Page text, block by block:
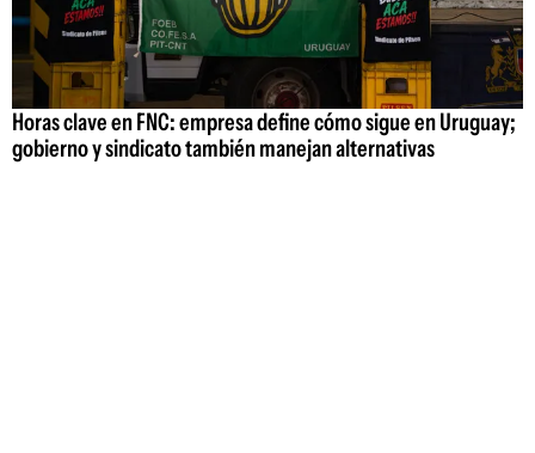
Horas clave en FNC: empresa define cómo sigue en Uruguay;
gobierno y sindicato también manejan alternativas